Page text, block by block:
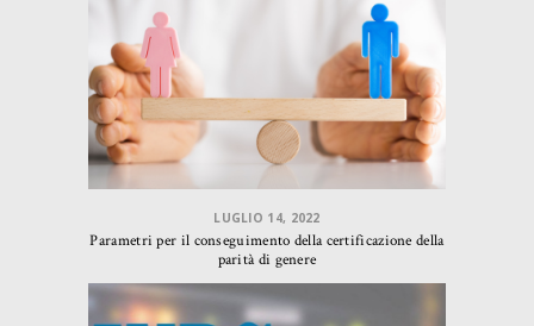
LUGLIO 14, 2022
Parametri per il conseguimento della certificazione della
parità di genere